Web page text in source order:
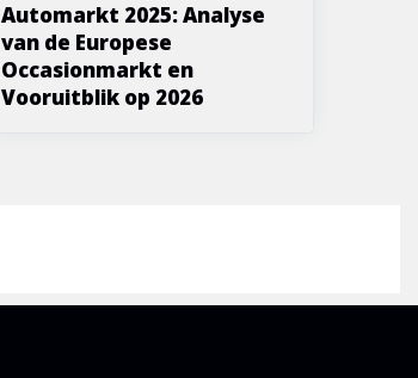
Automarkt 2025: Analyse
van de Europese
Occasionmarkt en
Vooruitblik op 2026